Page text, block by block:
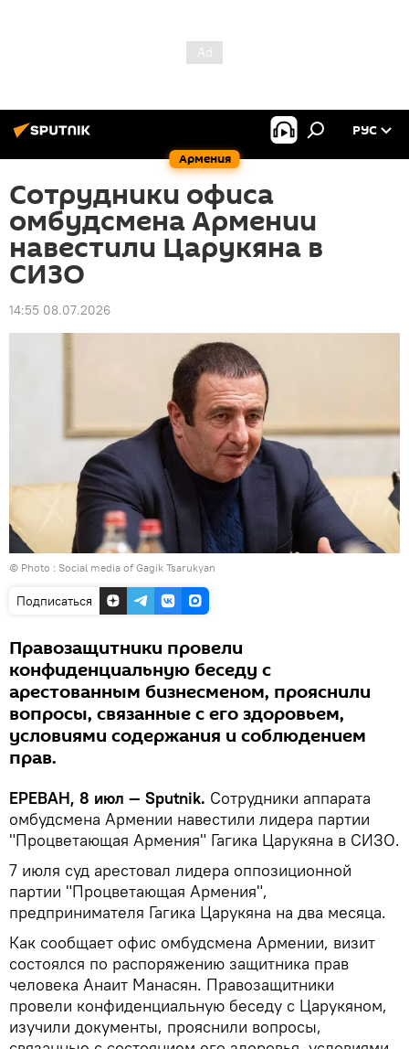
Армения
РУС
Сотрудники офиса
омбудсмена Армении
навестили Царукяна в
СИЗО
14:55 08.07.2026
© Photo : Social media of Gagik Tsarukyan
Подписаться
Правозащитники провели
конфиденциальную беседу с
арестованным бизнесменом, прояснили
вопросы, связанные с его здоровьем,
условиями содержания и соблюдением
прав.
ЕРЕВАН, 8 июл — Sputnik. Сотрудники аппарата
омбудсмена Армении навестили лидера партии
"Процветающая Армения" Гагика Царукяна в СИЗО.
7 июля суд арестовал лидера оппозиционной
партии "Процветающая Армения",
предпринимателя Гагика Царукяна на два месяца.
Как сообщает офис омбудсмена Армении, визит
состоялся по распоряжению защитника прав
человека Анаит Манасян. Правозащитники
провели конфиденциальную беседу с Царукяном,
изучили документы, прояснили вопросы,